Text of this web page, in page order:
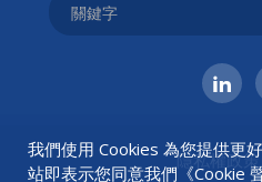
隱私權政策
我們使用 Cookies 為您提供更
站即表示您同意我們《Cookie